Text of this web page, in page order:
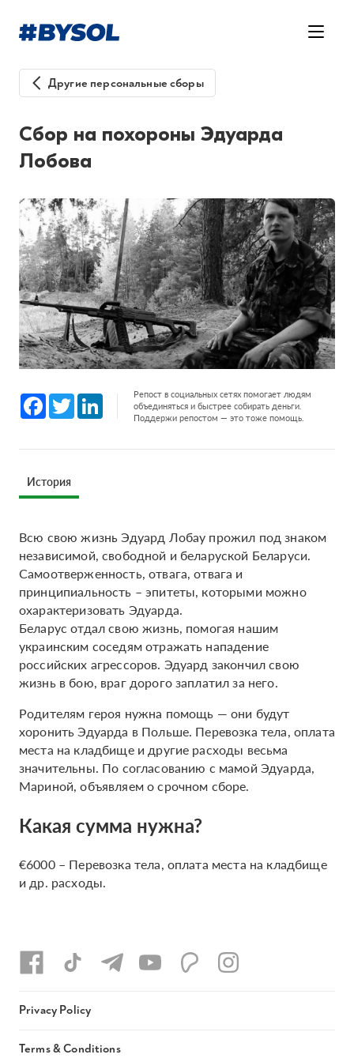
Другие персональные сборы
Сбор на похороны Эдуарда
Лобова
Facebook
Twitter LinkedInРепост в социальных сетях помогает людям
объединяться и быстрее собирать деньги.
Поддержи репостом — это тоже помощь.
История
Всю свою жизнь Эдуард Лобау прожил под знаком
независимой, свободной и беларуской Беларуси.
Самоотверженность, отвага, отвага и
принципиальность – эпитеты, которыми можно
охарактеризовать Эдуарда.
Беларус отдал свою жизнь, помогая нашим
украинским соседям отражать нападение
российских агрессоров. Эдуард закончил свою
жизнь в бою, враг дорого заплатил за него.
Родителям героя нужна помощь — они будут
хоронить Эдуарда в Польше. Перевозка тела, оплата
места на кладбище и другие расходы весьма
значительны. По согласованию с мамой Эдуарда,
Мариной, объявляем о срочном сборе.
Какая сумма нужна?
€6000 – Перевозка тела, оплата места на кладбище
и др. расходы.
Privacy Policy
Terms & Conditions